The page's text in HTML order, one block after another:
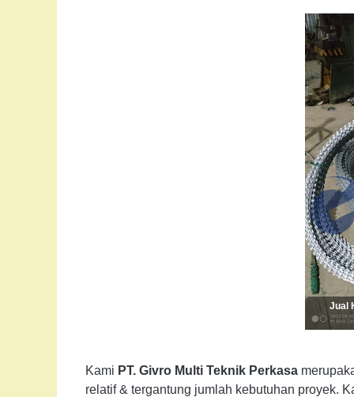
Jual
Kami PT. Givro Multi Teknik Perkasa
relatif & tergantung jumlah kebutuhan proyek.